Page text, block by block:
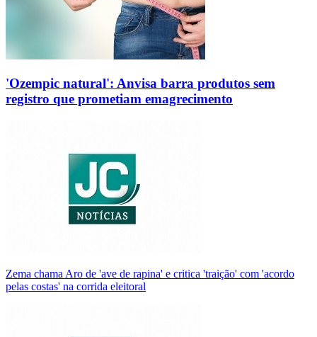
'Ozempic natural': Anvisa barra produtos sem
registro que prometiam emagrecimento
Zema chama Aro de 'ave de rapina' e critica 'traição' com 'acordo
pelas costas' na corrida eleitoral